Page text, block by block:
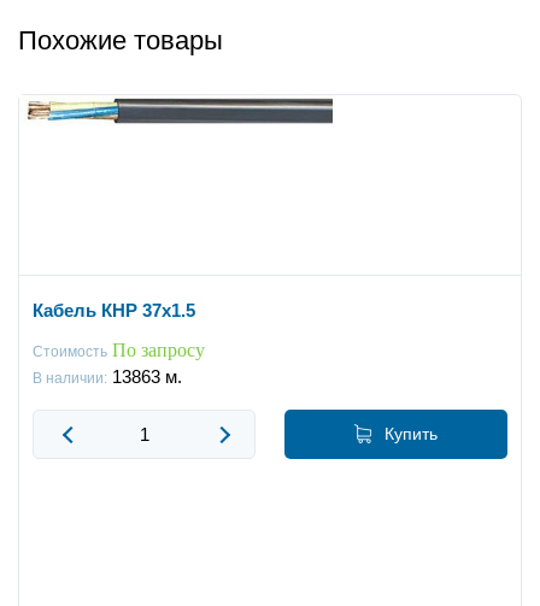
Похожие товары
Кабель КНР 37x1.5
Стоимость По запросу
В наличии: 13863 м.
Купить